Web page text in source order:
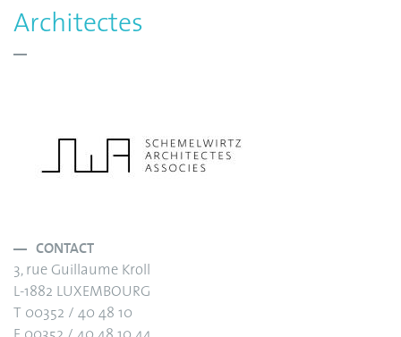
Architectes
CONTACT
3, rue Guillaume Kroll
L-1882 LUXEMBOURG
T 00352 / 40 48 10